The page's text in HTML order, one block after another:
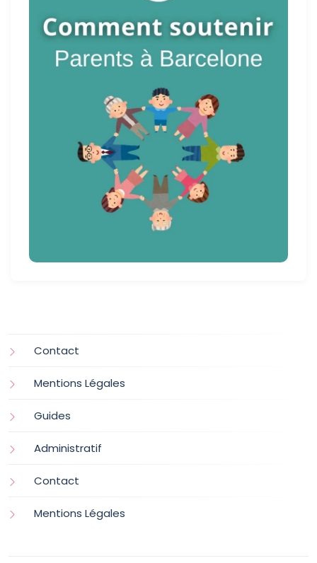
Contact
Mentions Légales
Guides
Administratif
Contact
Mentions Légales